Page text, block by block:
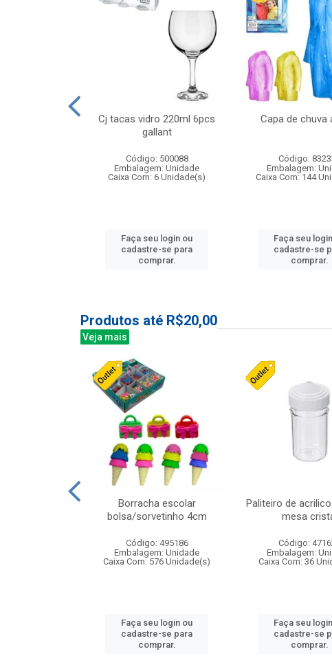
Cj tacas vidro 220ml 6pcs
gallant
Código: 500088
Embalagem: Unidade
Caixa Com: 6 Unidade(s)
Faça seu login ou
cadastre-se para
comprar.
Capa de chuva
Código:
Embalagem:
Caixa Com: 144
Faça seu
cadastre-se
comprar.
Produtos até R$20,00
Veja mais
Borracha escolar
bolsa/sorvetinho 4cm
Código: 495186
Embalagem: Unidade
Caixa Com: 576 Unidade(s)
Faça seu login ou
cadastre-se para
comprar.
Paliteiro de
mesa
Código:
Embalagem:
Caixa Com: 36
Faça seu
cadastre-se
comprar.